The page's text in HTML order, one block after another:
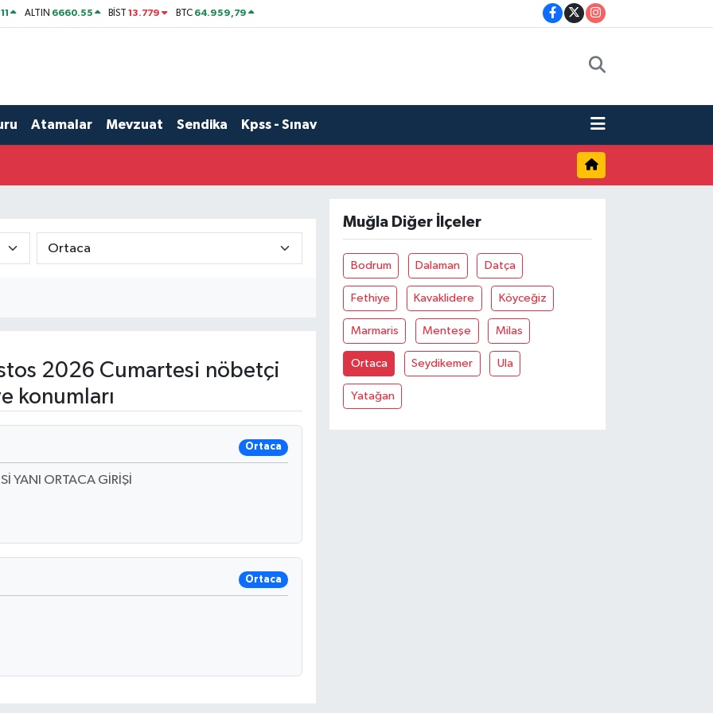
ALTIN 6660.55 BİST13.779 BTC 64.959,79
Atamalar Mevzuat Sendika Kpss - Sınav
2026 Cumartesi nöbetçi
konumları
Ortaca
YANI ORTACA GİRİŞİ
Ortaca
Muğla Diğer İlçeler
Bodrum Dalaman Datça
Fethiye Kavaklidere Köyceğiz
Marmaris Menteşe Milas
Ortaca Seydikemer Ula
Yatağan